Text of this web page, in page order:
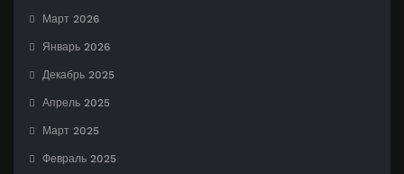
Март 2026
Январь 2026
Декабрь 2025
Апрель 2025
Март 2025
Февраль 2025